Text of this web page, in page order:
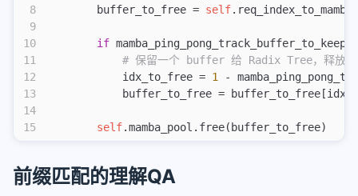
8
9
10
11
12
13
14
15
        buffer_to_free =
self
        if
mamba_ping_pong_track_buffer_to_keep
# 保留一个 buffer 给 Radix Tree，释放另
            idx_to_free =
1
-
buffer_to_free =
        self
.mamba_pool.free(buffer_to_free)
前缀匹配的理解QA